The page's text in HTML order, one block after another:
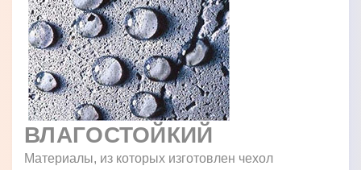
ВЛАГОСТОЙКИЙ
Материалы, из которых изготовлен чехол